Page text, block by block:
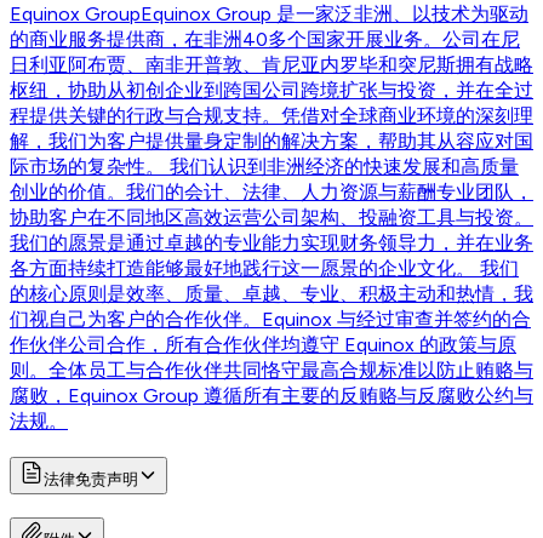
Equinox GroupEquinox Group 是一家泛非洲、以技术为驱动
的商业服务提供商，在非洲40多个国家开展业务。公司在尼
日利亚阿布贾、南非开普敦、肯尼亚内罗毕和突尼斯拥有战略
枢纽，协助从初创企业到跨国公司跨境扩张与投资，并在全过
程提供关键的行政与合规支持。凭借对全球商业环境的深刻理
解，我们为客户提供量身定制的解决方案，帮助其从容应对国
际市场的复杂性。 我们认识到非洲经济的快速发展和高质量
创业的价值。我们的会计、法律、人力资源与薪酬专业团队，
协助客户在不同地区高效运营公司架构、投融资工具与投资。
我们的愿景是通过卓越的专业能力实现财务领导力，并在业务
各方面持续打造能够最好地践行这一愿景的企业文化。 我们
的核心原则是效率、质量、卓越、专业、积极主动和热情，我
们视自己为客户的合作伙伴。Equinox 与经过审查并签约的合
作伙伴公司合作，所有合作伙伴均遵守 Equinox 的政策与原
则。全体员工与合作伙伴共同恪守最高合规标准以防止贿赂与
腐败，Equinox Group 遵循所有主要的反贿赂与反腐败公约与
法规。
法律免责声明